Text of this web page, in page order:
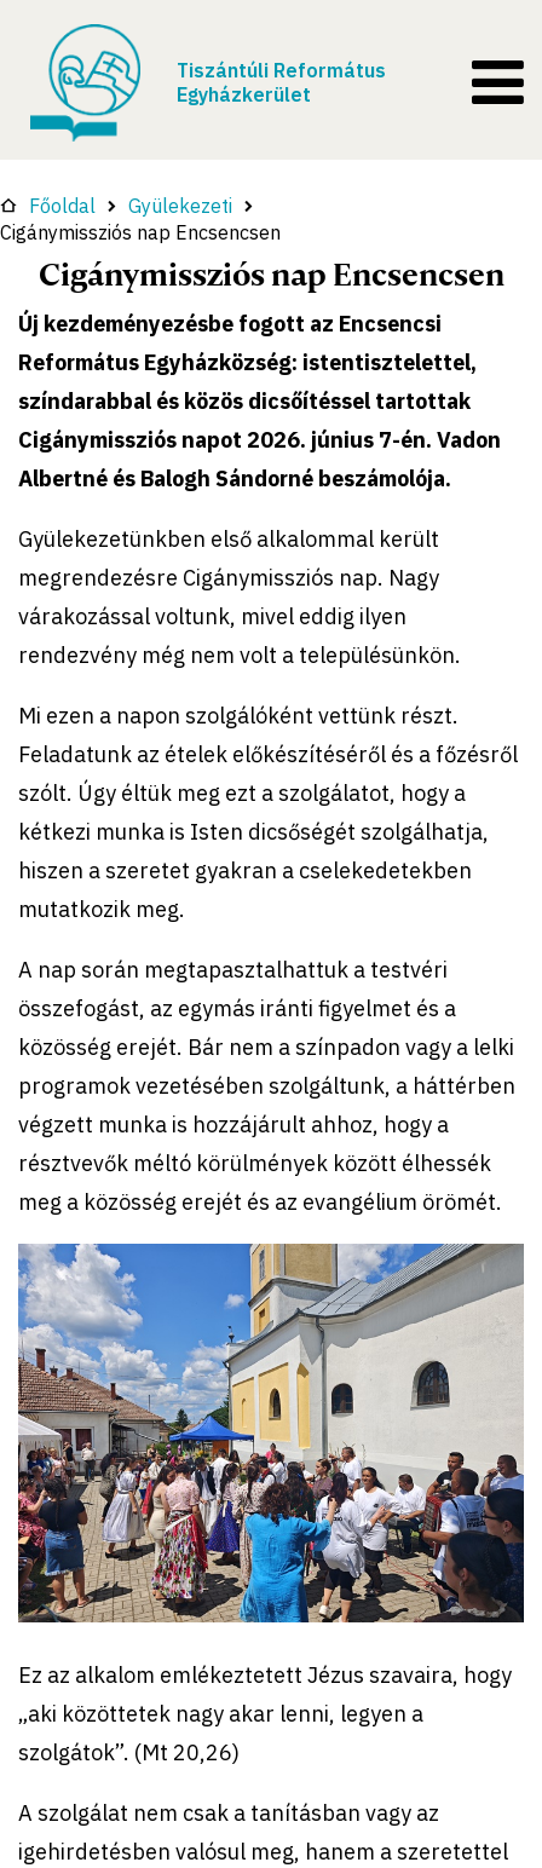
Tiszántúli Református
Egyházkerület
Főoldal
Gyülekezeti
Cigánymissziós nap Encsencsen
Cigánymissziós nap Encsencsen
Új kezdeményezésbe fogott az Encsencsi
Református Egyházközség: istentisztelettel,
színdarabbal és közös dicsőítéssel tartottak
Cigánymissziós napot 2026. június 7-én. Vadon
Albertné és Balogh Sándorné beszámolója.
Gyülekezetünkben első alkalommal került
megrendezésre Cigánymissziós nap. Nagy
várakozással voltunk, mivel eddig ilyen
rendezvény még nem volt a településünkön.
Mi ezen a napon szolgálóként vettünk részt.
Feladatunk az ételek előkészítéséről és a főzésről
szólt. Úgy éltük meg ezt a szolgálatot, hogy a
kétkezi munka is Isten dicsőségét szolgálhatja,
hiszen a szeretet gyakran a cselekedetekben
mutatkozik meg.
A nap során megtapasztalhattuk a testvéri
összefogást, az egymás iránti figyelmet és a
közösség erejét. Bár nem a színpadon vagy a lelki
programok vezetésében szolgáltunk, a háttérben
végzett munka is hozzájárult ahhoz, hogy a
résztvevők méltó körülmények között élhessék
meg a közösség erejét és az evangélium örömét.
Ez az alkalom emlékeztetett Jézus szavaira, hogy
„aki közöttetek nagy akar lenni, legyen a
szolgátok”. (Mt 20,26)
A szolgálat nem csak a tanításban vagy az
igehirdetésben valósul meg, hanem a szeretettel